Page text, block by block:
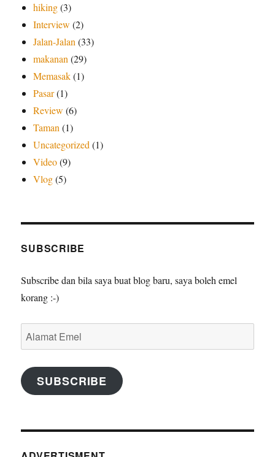
hiking(3)
Interview (2)
Jalan-Jalan(33)
makanan(29)
Memasak(1)
Pasar(1)
Review (6)
Taman(1)
Uncategorized(1)
Video(9)
Vlog(5)
SUBSCRIBE
Subscribe dan bila saya buat blog baru, saya boleh emel
korang :-)
Alamat
Emel
SUBSCRIBE